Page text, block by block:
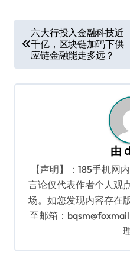
章
导
航
六大行投入金融科技近
千亿，区块链加码下供
应链金融能走多远？
由
【声明】：185手机网
言论仅代表作者个人观
场。如您发现内容存在
至邮箱：